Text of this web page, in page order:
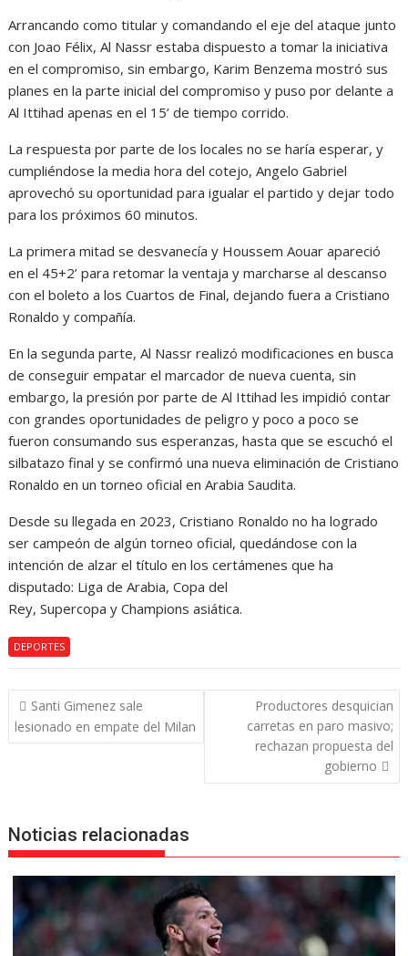
Arrancando como titular y comandando el eje del ataque junto
con Joao Félix, Al Nassr estaba dispuesto a tomar la iniciativa
en el compromiso, sin embargo, Karim Benzema mostró sus
planes en la parte inicial del compromiso y puso por delante a
Al Ittihad apenas en el 15’ de tiempo corrido.
La respuesta por parte de los locales no se haría esperar, y
cumpliéndose la media hora del cotejo, Angelo Gabriel
aprovechó su oportunidad para igualar el partido y dejar todo
para los próximos 60 minutos.
La primera mitad se desvanecía y Houssem Aouar apareció
en el 45+2’ para retomar la ventaja y marcharse al descanso
con el boleto a los Cuartos de Final, dejando fuera a Cristiano
Ronaldo y compañía.
En la segunda parte, Al Nassr realizó modificaciones en busca
de conseguir empatar el marcador de nueva cuenta, sin
embargo, la presión por parte de Al Ittihad les impidió contar
con grandes oportunidades de peligro y poco a poco se
fueron consumando sus esperanzas, hasta que se escuchó el
silbatazo final y se confirmó una nueva eliminación de Cristiano
Ronaldo en un torneo oficial en Arabia Saudita.
Desde su llegada en 2023, Cristiano Ronaldo no ha logrado
ser campeón de algún torneo oficial, quedándose con la
intención de alzar el título en los certámenes que ha
disputado: Liga de Arabia, Copa del
Rey, Supercopa y Champions asiática.
DEPORTES
Navegación
de
entradas
Santi Gimenez sale
lesionado en empate del Milan
Productores desquician
carretas en paro masivo;
rechazan propuesta del
gobierno
Noticias relacionadas